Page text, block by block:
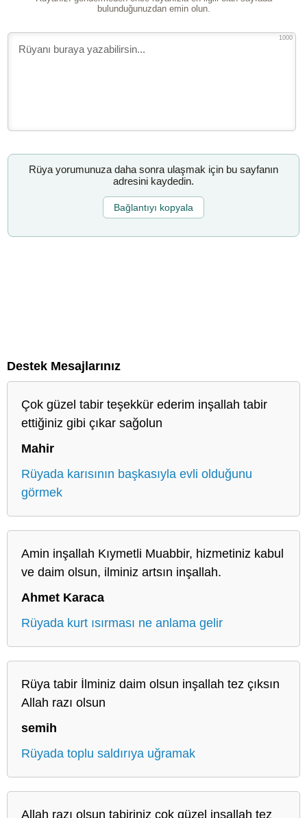
bulunduğunuzdan emin olun.
1000
Rüya yorumunuza daha sonra ulaşmak için bu sayfanın
adresini kaydedin.
Bağlantıyı kopyala
Destek Mesajlarınız
Çok güzel tabir teşekkür ederim inşallah tabir
ettiğiniz gibi çıkar sağolun
Mahir
Rüyada karısının başkasıyla evli olduğunu
görmek
Amin inşallah Kıymetli Muabbir, hizmetiniz kabul
ve daim olsun, ilminiz artsın inşallah.
Ahmet Karaca
Rüyada kurt ısırması ne anlama gelir
Rüya tabir İlminiz daim olsun inşallah tez çıksın
Allah razı olsun
semih
Rüyada toplu saldırıya uğramak
Allah razı olsun tabiriniz çok güzel inşallah tez